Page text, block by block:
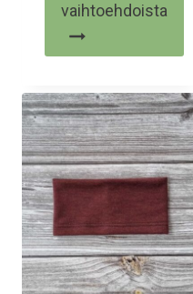
vaihtoehdoista
tuotteella
on
useampi
muunnelma.
Voit
tehdä
valinnat
tuotteen